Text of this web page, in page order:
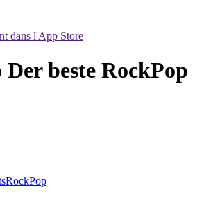
dans l'App Store
beste RockPop
RockPop